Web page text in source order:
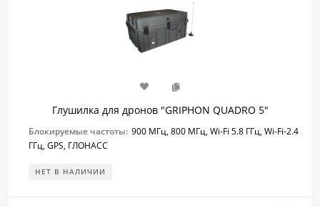
Глушилка для дронов "GRIPHON QUADRO 5"
Блокируемые частоты: 900 МГц, 800 МГц, Wi-Fi 5.8 ГГц, Wi-Fi-2.4
ГГц, GPS, ГЛОНАСС
НЕТ В НАЛИЧИИ